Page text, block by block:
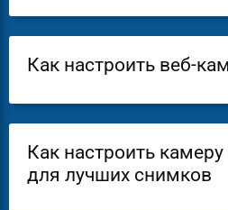
Как настроить веб-
Как настроить
для лучших снимков